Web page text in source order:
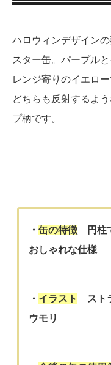
ハロウィンデザイン
スター缶。パープル
レンジ寄りのイエロー
どちらも反射するよ
プ柄です。
・缶の特徴 円柱
おしゃれな仕様
・ イラスト
スト
ウモリ